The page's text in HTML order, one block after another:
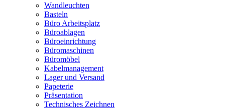
Wandleuchten
Basteln
Büro Arbeitsplatz
Büroablagen
Büroeinrichtung
Büromaschinen
Büromöbel
Kabelmanagement
Lager und Versand
Papeterie
Präsentation
Technisches Zeichnen